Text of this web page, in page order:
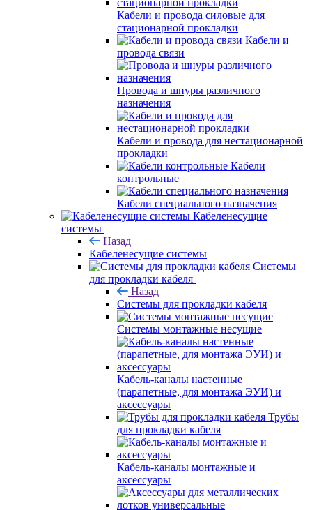
Кабели и провода силовые для
стационарной прокладки
Кабели и
провода связи
Провода и шнуры различного
назначения
Кабели и провода для нестационарной
прокладки
Кабели
контрольные
Кабели специального назначения
Кабеленесущие
системы
Назад
Кабеленесущие системы
Системы
для прокладки кабеля
Назад
Системы для прокладки кабеля
Системы монтажные несущие
Кабель-каналы настенные
(парапетные, для монтажа ЭУИ) и
аксессуары
Трубы
для прокладки кабеля
Кабель-каналы монтажные и
аксессуары